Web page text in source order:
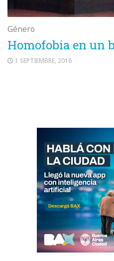
Género
Homofobia en un
1 SEPTIEMBRE, 2016